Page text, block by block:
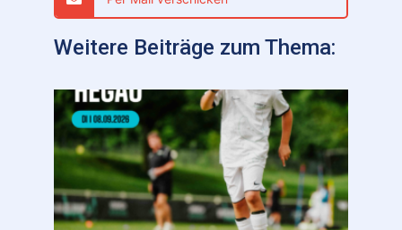
Weitere Beiträge zum Thema: